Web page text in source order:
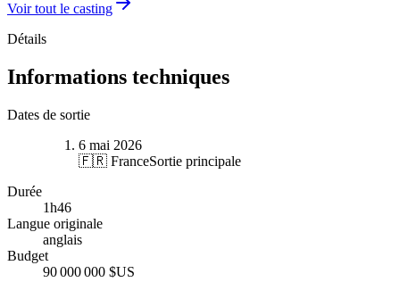
Voir tout le casting
Détails
Informations techniques
Dates de sortie
6 mai 2026
🇫🇷 FranceSortie principale
Durée
1h46
Langue originale
anglais
Budget
90 000 000 $US